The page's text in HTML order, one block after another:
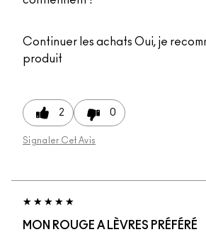
Continuer les achats Oui, je
produit
2 0
Signaler Cet Avis
MON ROUGE A LÈVRES PRÉFÉRÉ